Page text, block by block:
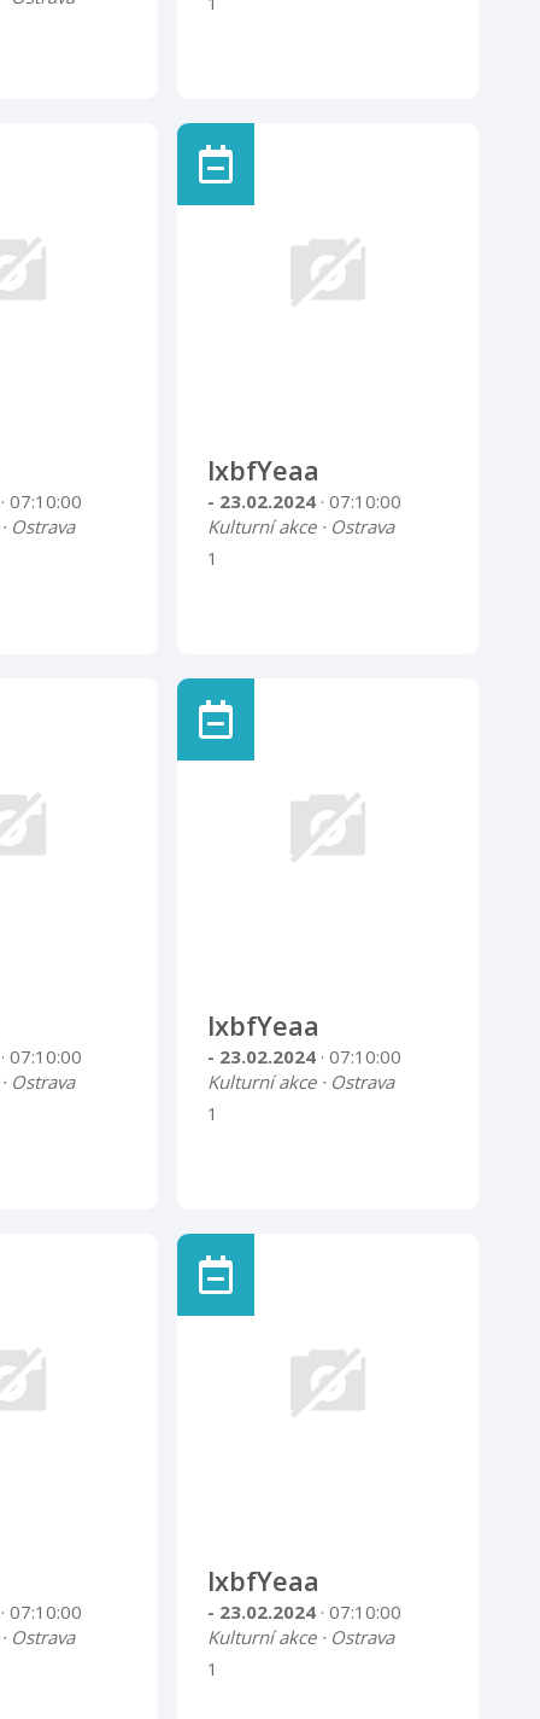
· 07:10:00
Ostrava
lxbfYeaa
- 23.02.2024 · 07:10:00
Kulturní akce · Ostrava
1
· 07:10:00
Ostrava
lxbfYeaa
- 23.02.2024 · 07:10:00
Kulturní akce · Ostrava
1
· 07:10:00
Ostrava
lxbfYeaa
- 23.02.2024 · 07:10:00
Kulturní akce · Ostrava
1